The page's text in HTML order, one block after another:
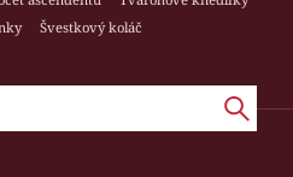
Švestkový koláč